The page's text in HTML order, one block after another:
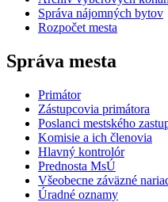
Správa nájomných bytov
Rozpočet mesta
Správa mesta
Primátor
Zástupcovia primátora
Poslanci mestského
Komisie a ich členovia
Hlavný kontrolór
Prednosta MsÚ
Všeobecne záväzné
Úradné oznamy